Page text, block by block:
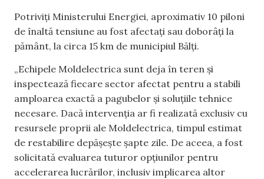
Potriviți Ministerului Energiei, aproximativ 10 piloni
de înaltă tensiune au fost afectați sau doborâți la
pământ, la circa 15 km de municipiul Bălți.
„Echipele Moldelectrica sunt deja în teren și
inspectează fiecare sector afectat pentru a stabili
amploarea exactă a pagubelor și soluțiile tehnice
necesare. Dacă intervenția ar fi realizată exclusiv cu
resursele proprii ale Moldelectrica, timpul estimat
de restabilire depășește șapte zile. De aceea, a fost
solicitată evaluarea tuturor opțiunilor pentru
accelerarea lucrărilor, inclusiv implicarea altor